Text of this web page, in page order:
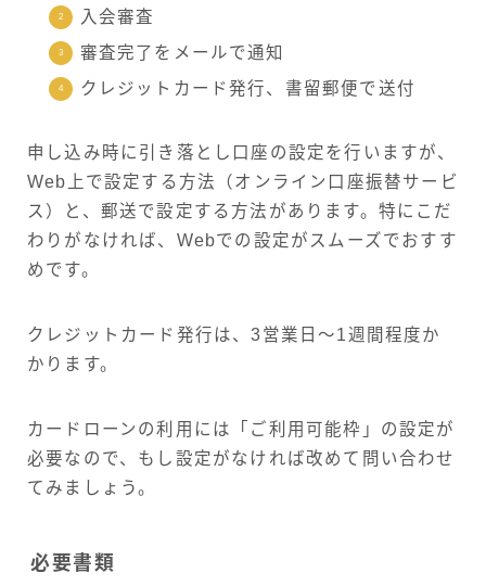
入会審査
審査完了をメールで通知
クレジットカード発行、書留郵便で送付
申し込み時に引き落とし口座の設定を行いますが、
Web上で設定する方法（オンライン口座振替サービ
ス）と、郵送で設定する方法があります。特にこだ
わりがなければ、Webでの設定がスムーズでおすす
めです。
クレジットカード発行は、3営業日～1週間程度か
かります。
カードローンの利用には「ご利用可能枠」の設定が
必要なので、もし設定がなければ改めて問い合わせ
てみましょう。
必要書類